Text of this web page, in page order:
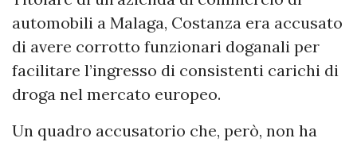
automobili a Malaga, Costanza era accusato
di avere corrotto funzionari doganali per
facilitare l’ingresso di consistenti carichi di
droga nel mercato europeo.
Un quadro accusatorio che, però, non ha